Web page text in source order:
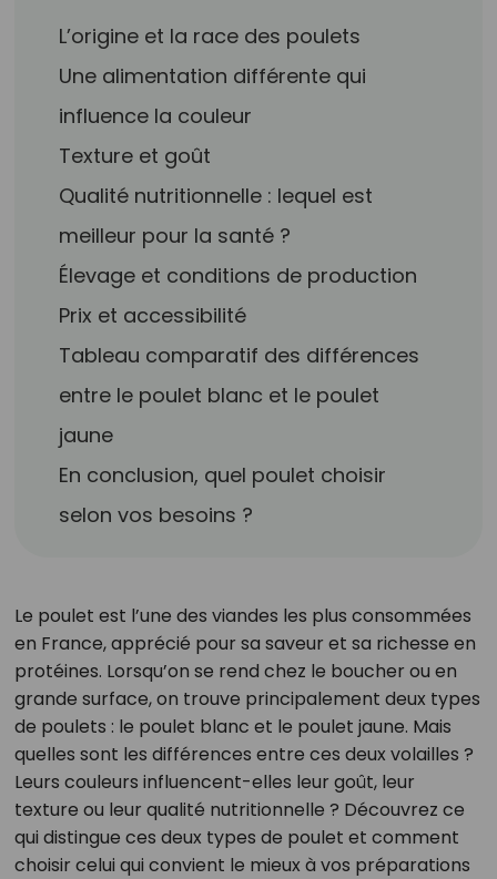
L’origine et la race des poulets
Une alimentation différente qui
influence la couleur
Texture et goût
Qualité nutritionnelle : lequel est
meilleur pour la santé ?
Élevage et conditions de production
Prix et accessibilité
Tableau comparatif des différences
entre le poulet blanc et le poulet
jaune
En conclusion, quel poulet choisir
selon vos besoins ?
Le poulet est l’une des viandes les plus consommées
en France, apprécié pour sa saveur et sa richesse en
protéines. Lorsqu’on se rend chez le boucher ou en
grande surface, on trouve principalement deux types
de poulets : le poulet blanc et le poulet jaune. Mais
quelles sont les différences entre ces deux volailles ?
Leurs couleurs influencent-elles leur goût, leur
texture ou leur qualité nutritionnelle ? Découvrez ce
qui distingue ces deux types de poulet et comment
choisir celui qui convient le mieux à vos préparations